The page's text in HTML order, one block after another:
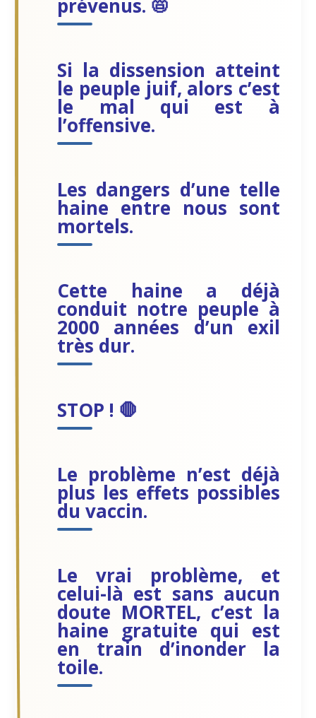
prévenus. 📛
Si la dissension atteint
le peuple juif, alors c’est
le mal qui est à
l’offensive.
Les dangers d’une telle
haine entre nous sont
mortels.
Cette haine a déjà
conduit notre peuple à
2000 années d’un exil
très dur.
STOP ! 🛑
Le problème n’est déjà
plus les effets possibles
du vaccin.
Le vrai problème, et
celui-là est sans aucun
doute MORTEL, c’est la
haine gratuite qui est
en train d’inonder la
toile.